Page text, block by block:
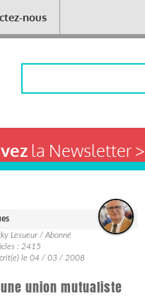
nous
la Newsletter >
Lesueur / Abonné
: 2415
le 04 / 03 / 2008
union mutualiste